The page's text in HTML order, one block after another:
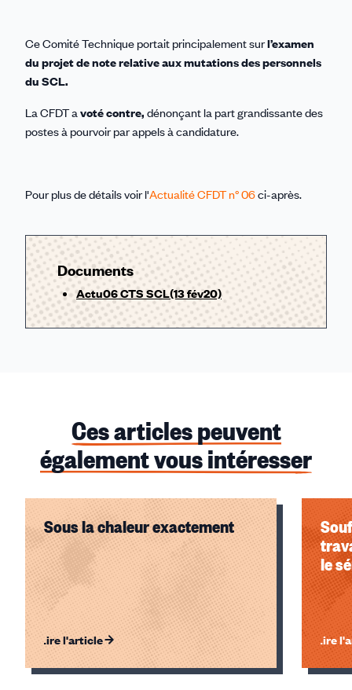
Ce Comité Technique portait principalement surl’examen
du projet de note relative aux mutations des personnels
du SCL.
La CFDT avoté contre, dénonçant la part grandissante des
postes à pourvoir par appels à candidature.
Pour plus de détails voir l'Actualité CFDT n° 06ci-après.
Documents
Actu06 CTS SCL(13 fév20)
Ces articles peuvent
également vous intéresser
Sous la chaleur exactement
Lire l'article
le
Lire